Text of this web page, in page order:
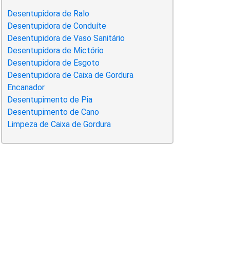
Desentupidora de Ralo
Desentupidora de Conduíte
Desentupidora de Vaso Sanitário
Desentupidora de Mictório
Desentupidora de Esgoto
Desentupidora de Caixa de Gordura
Encanador
Desentupimento de Pia
Desentupimento de Cano
Limpeza de Caixa de Gordura